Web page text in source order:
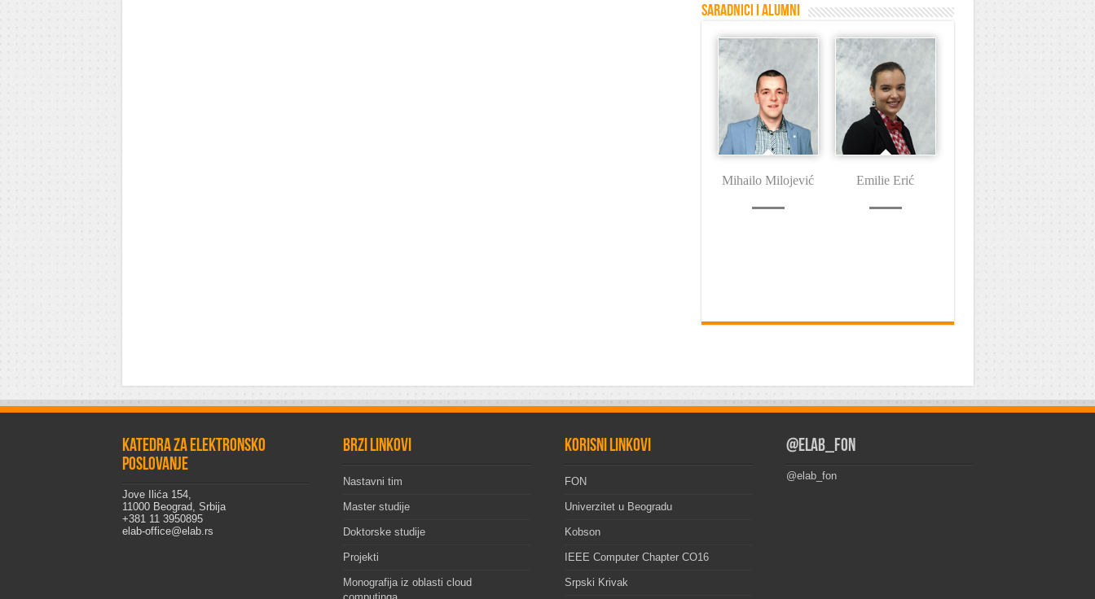
Saradnici i Alumni
Mihailo Milojević Emilie Erić
Katedra za elektronsko
poslovanje
Jove Ilića 154,
11000 Beograd, Srbija
+381 11 3950895
elab-office@elab.rs
Brzi linkovi
Nastavni tim
Master studije
Doktorske studije
Projekti
Monografija iz oblasti cloud
Korisni linkovi
FON
Univerzitet u Beogradu
Kobson
IEEE Computer Chapter CO16
Srpski Krivak
@elab_fon
@elab_fon